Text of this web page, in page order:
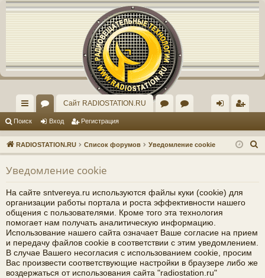
Регистрация
с
ы
лк
и
ор
ум
ы
Сайт RADIOSTATION.RU
ум
"И
ив
ид
уа
ль
но
ив
ст
ог
о
ф
ор
ум
д ис
тр
ия
Поиск Вход Регистрация
RADIOSTATION.RU Список форумов Уведомление cookie
о
Уведомление cookie
На сайте sntvereya.ru используются файлы куки (cookie) для
организации работы портала и роста эффективности нашего
общения с пользователями. Кроме того эта технология
помогает нам получать аналитическую информацию.
Использование нашего сайта означает Ваше согласие на прием
и передачу файлов cookie в соответствии с этим уведомлением.
В случае Вашего несогласия с использованием cookie, просим
Вас произвести соответствующие настройки в браузере либо же
воздержаться от использования сайта "radiostation.ru"